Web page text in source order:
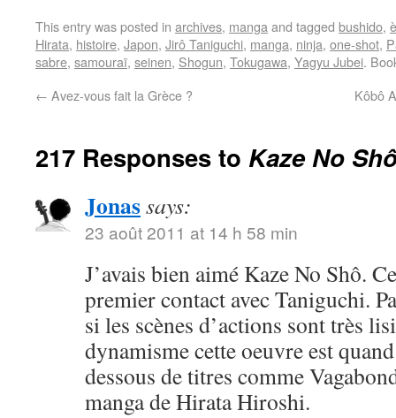
This entry was posted in archives, mangaand tagged bushido,
Hirata, histoire, Japon, Jirô Taniguchi, manga, ninja, one-shot,
sabre, samouraï, seinen, Shogun, Tokugawa, Yagyu Jubei.
← Avez-vous fait la Grèce ? Kôbô
217 Responses to Kaze No
Jonassays:
23 août 2011 at 14 h 58 min
J’avais bien aimé Kaze No Shô.
premier contact avec Taniguchi.
si les scènes d’actions sont très
dynamisme cette oeuvre est
dessous de titres comme
manga de Hirata Hiroshi.